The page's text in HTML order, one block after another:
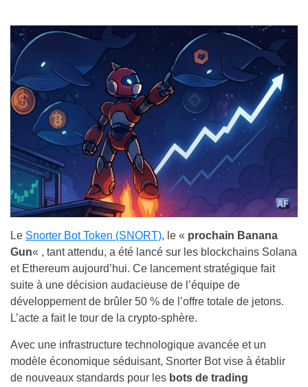
Le Snorter Bot Token (SNORT), le « prochain Banana
Gun« , tant attendu, a été lancé sur les blockchains Solana
et Ethereum aujourd’hui. Ce lancement stratégique fait
suite à une décision audacieuse de l’équipe de
développement de brûler 50 % de l’offre totale de jetons.
L’acte a fait le tour de la crypto-sphère.
Avec une infrastructure technologique avancée et un
modèle économique séduisant, Snorter Bot vise à établir
de nouveaux standards pour les bots de trading